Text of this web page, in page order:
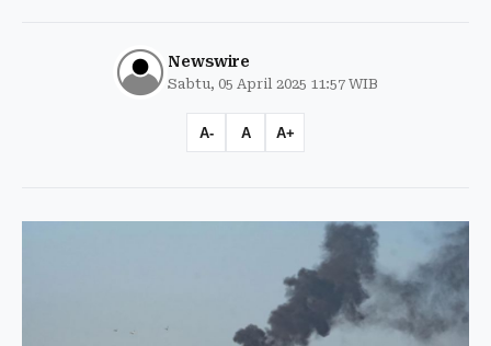
Newswire
Sabtu, 05 April 2025 11:57 WIB
A- A A+